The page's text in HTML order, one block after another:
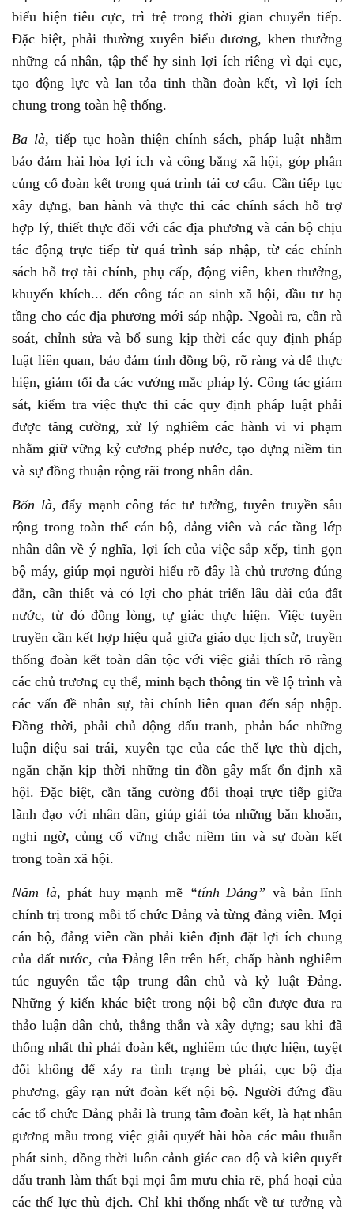
biểu hiện tiêu cực, trì trệ trong thời gian chuyển tiếp.
Đặc biệt, phải thường xuyên biểu dương, khen thưởng
những cá nhân, tập thể hy sinh lợi ích riêng vì đại cục,
tạo động lực và lan tỏa tinh thần đoàn kết, vì lợi ích
chung trong toàn hệ thống.
Ba là, tiếp tục hoàn thiện chính sách, pháp luật nhằm
bảo đảm hài hòa lợi ích và công bằng xã hội, góp phần
củng cố đoàn kết trong quá trình tái cơ cấu. Cần tiếp tục
xây dựng, ban hành và thực thi các chính sách hỗ trợ
hợp lý, thiết thực đối với các địa phương và cán bộ chịu
tác động trực tiếp từ quá trình sáp nhập, từ các chính
sách hỗ trợ tài chính, phụ cấp, động viên, khen thưởng,
khuyến khích... đến công tác an sinh xã hội, đầu tư hạ
tầng cho các địa phương mới sáp nhập. Ngoài ra, cần rà
soát, chỉnh sửa và bổ sung kịp thời các quy định pháp
luật liên quan, bảo đảm tính đồng bộ, rõ ràng và dễ thực
hiện, giảm tối đa các vướng mắc pháp lý. Công tác giám
sát, kiểm tra việc thực thi các quy định pháp luật phải
được tăng cường, xử lý nghiêm các hành vi vi phạm
nhằm giữ vững kỷ cương phép nước, tạo dựng niềm tin
và sự đồng thuận rộng rãi trong nhân dân.
Bốn là, đẩy mạnh công tác tư tưởng, tuyên truyền sâu
rộng trong toàn thể cán bộ, đảng viên và các tầng lớp
nhân dân về ý nghĩa, lợi ích của việc sắp xếp, tinh gọn
bộ máy, giúp mọi người hiểu rõ đây là chủ trương đúng
đắn, cần thiết và có lợi cho phát triển lâu dài của đất
nước, từ đó đồng lòng, tự giác thực hiện. Việc tuyên
truyền cần kết hợp hiệu quả giữa giáo dục lịch sử, truyền
thống đoàn kết toàn dân tộc với việc giải thích rõ ràng
các chủ trương cụ thể, minh bạch thông tin về lộ trình và
các vấn đề nhân sự, tài chính liên quan đến sáp nhập.
Đồng thời, phải chủ động đấu tranh, phản bác những
luận điệu sai trái, xuyên tạc của các thế lực thù địch,
ngăn chặn kịp thời những tin đồn gây mất ổn định xã
hội. Đặc biệt, cần tăng cường đối thoại trực tiếp giữa
lãnh đạo với nhân dân, giúp giải tỏa những băn khoăn,
nghi ngờ, củng cố vững chắc niềm tin và sự đoàn kết
trong toàn xã hội.
Năm là,phát huy mạnh mẽ “tính Đảng” và bản lĩnh
chính trị trong mỗi tổ chức Đảng và từng đảng viên. Mọi
cán bộ, đảng viên cần phải kiên định đặt lợi ích chung
của đất nước, của Đảng lên trên hết, chấp hành nghiêm
túc nguyên tắc tập trung dân chủ và kỷ luật Đảng.
Những ý kiến khác biệt trong nội bộ cần được đưa ra
thảo luận dân chủ, thẳng thắn và xây dựng; sau khi đã
thống nhất thì phải đoàn kết, nghiêm túc thực hiện, tuyệt
đối không để xảy ra tình trạng bè phái, cục bộ địa
phương, gây rạn nứt đoàn kết nội bộ. Người đứng đầu
các tổ chức Đảng phải là trung tâm đoàn kết, là hạt nhân
gương mẫu trong việc giải quyết hài hòa các mâu thuẫn
phát sinh, đồng thời luôn cảnh giác cao độ và kiên quyết
đấu tranh làm thất bại mọi âm mưu chia rẽ, phá hoại của
các thế lực thù địch. Chỉ khi thống nhất về tư tưởng và